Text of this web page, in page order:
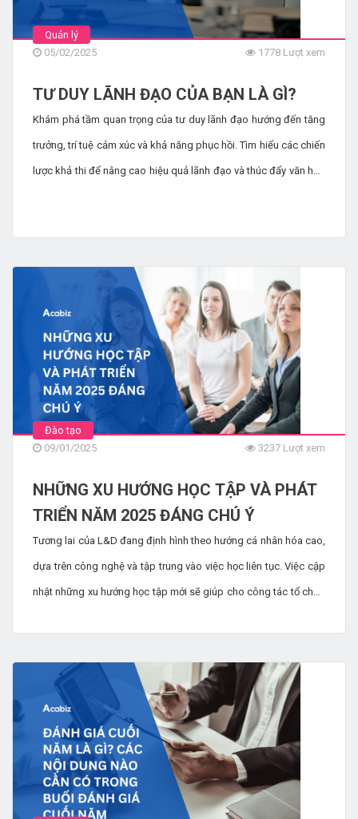
Quản lý
05/02/2025
1778 Lượt xem
TƯ DUY LÃNH ĐẠO CỦA BẠN LÀ GÌ?
Khám phá tầm quan trọng của tư duy lãnh đạo hướng đến tăng
trưởng, trí tuệ cảm xúc và khả năng phục hồi. Tìm hiểu các chiến
lược khả thi để nâng cao hiệu quả lãnh đạo và thúc đẩy văn hóa
Đào tạo
09/01/2025
3237 Lượt xem
NHỮNG XU HƯỚNG HỌC TẬP VÀ PHÁT
TRIỂN NĂM 2025 ĐÁNG CHÚ Ý
Tương lai của L&D đang định hình theo hướng cá nhân hóa cao,
dựa trên công nghệ và tập trung vào việc học liên tục. Việc cập
nhật những xu hướng học tập mới sẽ giúp cho công tác tổ chức